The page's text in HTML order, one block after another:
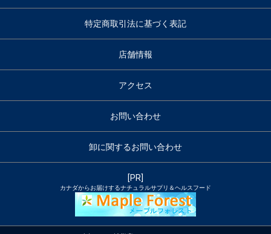
特定商取引法に基づく表記
店舗情報
アクセス
お問い合わせ
卸に関するお問い合わせ
[PR]
カナダからお届けするナチュラルサプリ＆ヘルスフード